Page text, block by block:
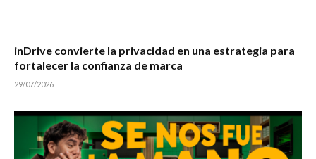
inDrive convierte la privacidad en una estrategia para
fortalecer la confianza de marca
29/07/2026